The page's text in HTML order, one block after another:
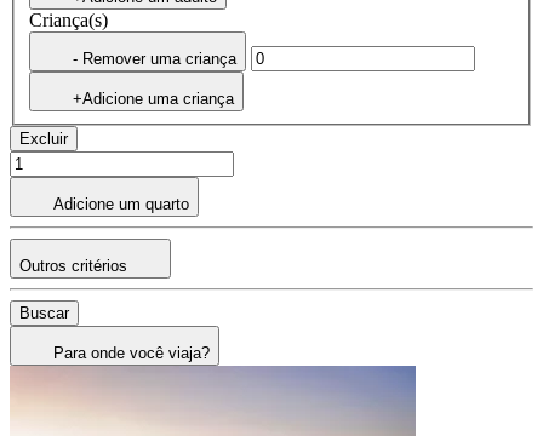
Criança(s)
- Remover uma criança
+Adicione uma criança
Excluir
Adicione um quarto
Outros critérios
Buscar
Para onde você viaja?